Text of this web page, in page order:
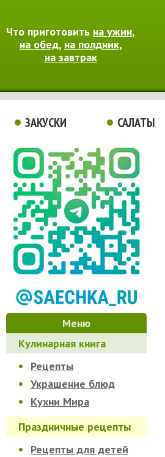
Что приготовить на ужин,
на обед, на полдник,
на завтрак
ЗАКУСКИ САЛАТЫ
Меню
Кулинарная книга
Рецепты
Украшение блюд
Кухни Мира
Праздничные рецепты
Рецепты для детей